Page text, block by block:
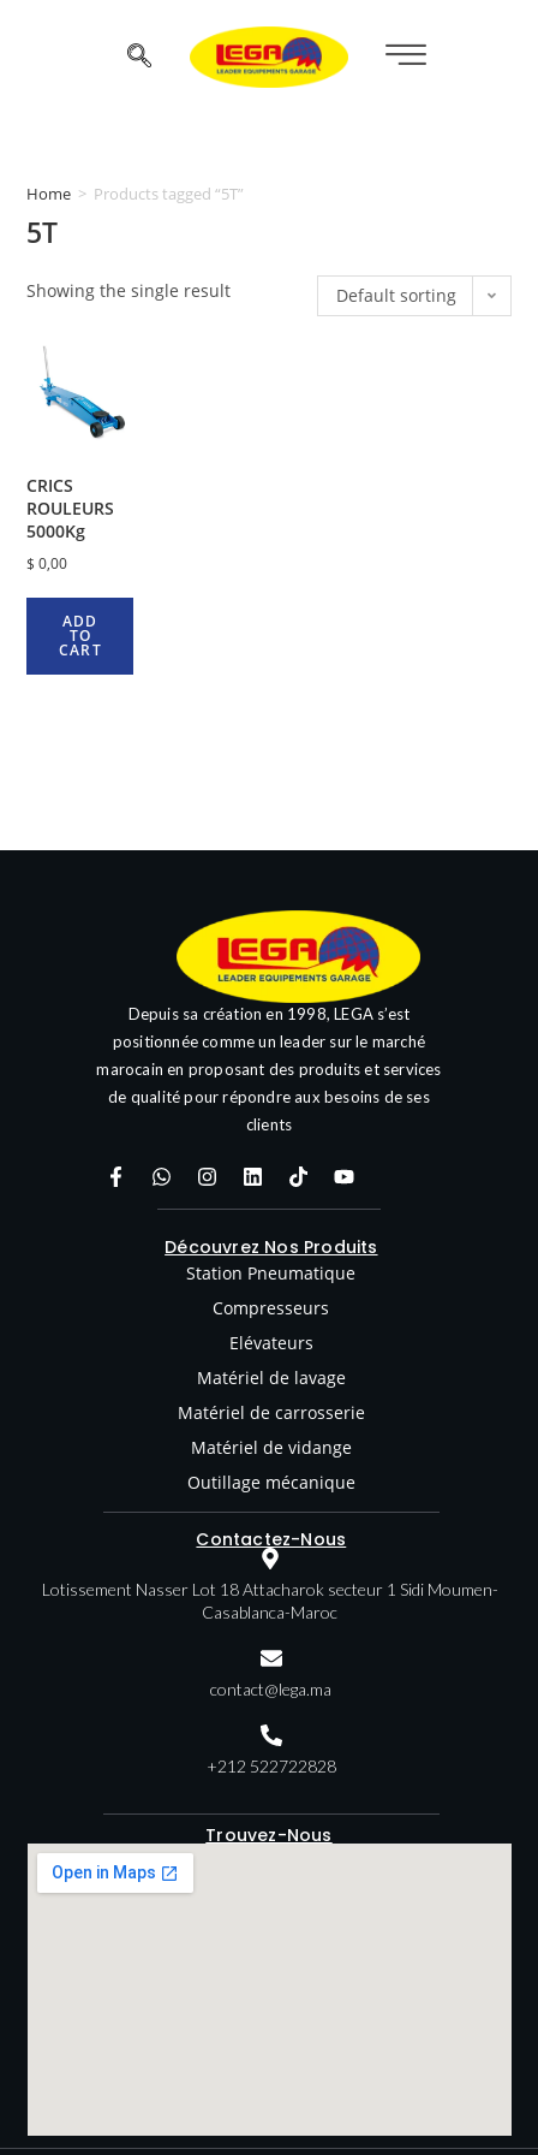
Home > Products tagged “5T”
5T
Showing the single result Default sorting
CRICS
ROULEURS
5000Kg
$ 0,00
ADD
TO
CART
Depuis sa création en 1998, LEGA s’est
positionnée comme un leader sur le marché
marocain en proposant des produits et services
de qualité pour répondre aux besoins de ses
clients
Découvrez Nos Produits
Station Pneumatique
Compresseurs
Elévateurs
Matériel de lavage
Matériel de carrosserie
Matériel de vidange
Outillage mécanique
Contactez-Nous
Lotissement Nasser Lot 18 Attacharok secteur 1 Sidi Moumen-
Casablanca-Maroc
contact@lega.ma
+212 522722828
Trouvez-Nous